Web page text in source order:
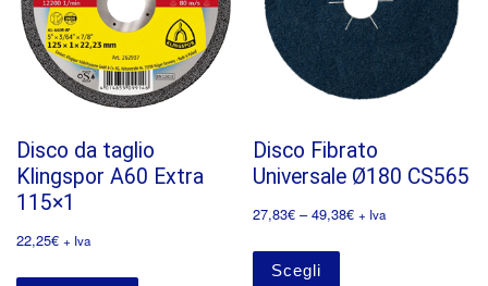
Disco da taglio
Klingspor A60 Extra
115×1
22,25€ + Iva
Disco Fibrato
Universale Ø180 CS565
27,83€ –49,38€ + Iva
Scegli